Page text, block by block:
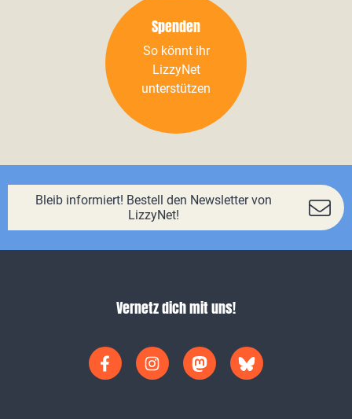
Spenden
So könnt ihr
LizzyNet
unterstützen
Bleib informiert! Bestell den Newsletter von
LizzyNet!
Vernetz dich mit uns!